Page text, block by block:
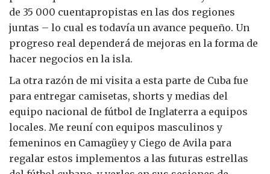
de 35 000 cuentapropistas en las dos regiones
juntas – lo cual es todavía un avance pequeño. Un
progreso real dependerá de mejoras en la forma de
hacer negocios en la isla.
La otra razón de mi visita a esta parte de Cuba fue
para entregar camisetas, shorts y medias del
equipo nacional de fútbol de Inglaterra a equipos
locales. Me reuní con equipos masculinos y
femeninos en Camagüey y Ciego de Avila para
regalar estos implementos a las futuras estrellas